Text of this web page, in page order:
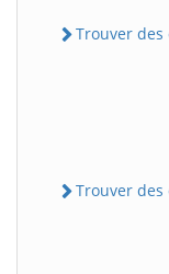
Trouver des
Trouver des